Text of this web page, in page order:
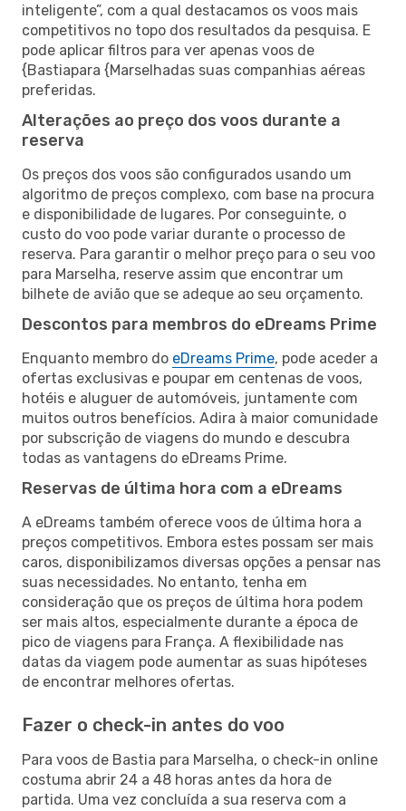
inteligente”, com a qual destacamos os voos mais
competitivos no topo dos resultados da pesquisa. E
pode aplicar filtros para ver apenas voos de
{Bastiapara {Marselhadas suas companhias aéreas
preferidas.
Alterações ao preço dos voos durante a
reserva
Os preços dos voos são configurados usando um
algoritmo de preços complexo, com base na procura
e disponibilidade de lugares. Por conseguinte, o
custo do voo pode variar durante o processo de
reserva. Para garantir o melhor preço para o seu voo
para Marselha, reserve assim que encontrar um
bilhete de avião que se adeque ao seu orçamento.
Descontos para membros do eDreams Prime
Enquanto membro do eDreams Prime, pode aceder a
ofertas exclusivas e poupar em centenas de voos,
hotéis e aluguer de automóveis, juntamente com
muitos outros benefícios. Adira à maior comunidade
por subscrição de viagens do mundo e descubra
todas as vantagens do eDreams Prime.
Reservas de última hora com a eDreams
A eDreams também oferece voos de última hora a
preços competitivos. Embora estes possam ser mais
caros, disponibilizamos diversas opções a pensar nas
suas necessidades. No entanto, tenha em
consideração que os preços de última hora podem
ser mais altos, especialmente durante a época de
pico de viagens para França. A flexibilidade nas
datas da viagem pode aumentar as suas hipóteses
de encontrar melhores ofertas.
Fazer o check-in antes do voo
Para voos de Bastia para Marselha, o check-in online
costuma abrir 24 a 48 horas antes da hora de
partida. Uma vez concluída a sua reserva com a